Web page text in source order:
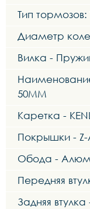
Тип
Диаметр
Вилка -
Наименование
50MM
Каретка -
Покрышки - Z-
Обода -
Передняя
Задняя